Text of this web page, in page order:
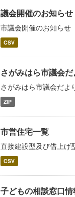
議会開催のお知らせ
市議会開催のお知らせ
CSV
さがみはら市議会だ
さがみはら市議会だよ
ZIP
市営住宅一覧
直接建設型及び借上げ
CSV
子どもの相談窓口情